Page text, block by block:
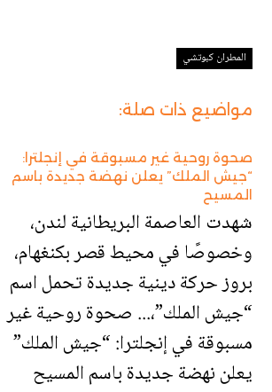
المطران كبوتشي
مواضيع ذات صلة:
صحوة روحية غير مسبوقة في إنجلترا:
“جيش الملك” يعلن نهضة جديدة باسم
المسيح
شهدت العاصمة البريطانية لندن،
وخصوصًا في محيط قصر بكنغهام،
بروز حركة دينية جديدة تحمل اسم
“جيش الملك”،... صحوة روحية غير
مسبوقة في إنجلترا: “جيش الملك”
يعلن نهضة جديدة باسم المسيح